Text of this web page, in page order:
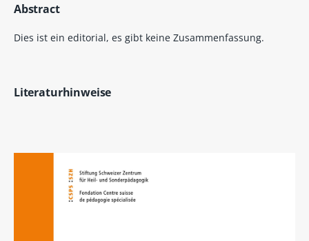
Abstract
Dies ist ein editorial, es gibt keine Zusammenfassung.
Literaturhinweise